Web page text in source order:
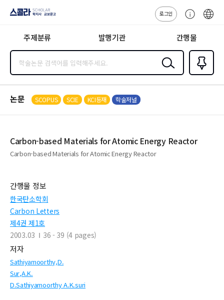
지사·교보문고
로그인
센
주제분류 발행기관 간행물
검색
즐겨찾
기0
논문 SCOPUS SCIE KCI등재 학술저널
Carbon-based Materials for Atomic Energy Reactor
Carbon-based Materials for Atomic Energy Reactor
간행물 정보
한국탄소학회
Carbon Letters
제4권 제1호
2003.03
36 - 39 (4 pages)
저자
Sathiyamoorthy,D.
Sur,A.K.
D.Sathiyamoorthy A.K.suri